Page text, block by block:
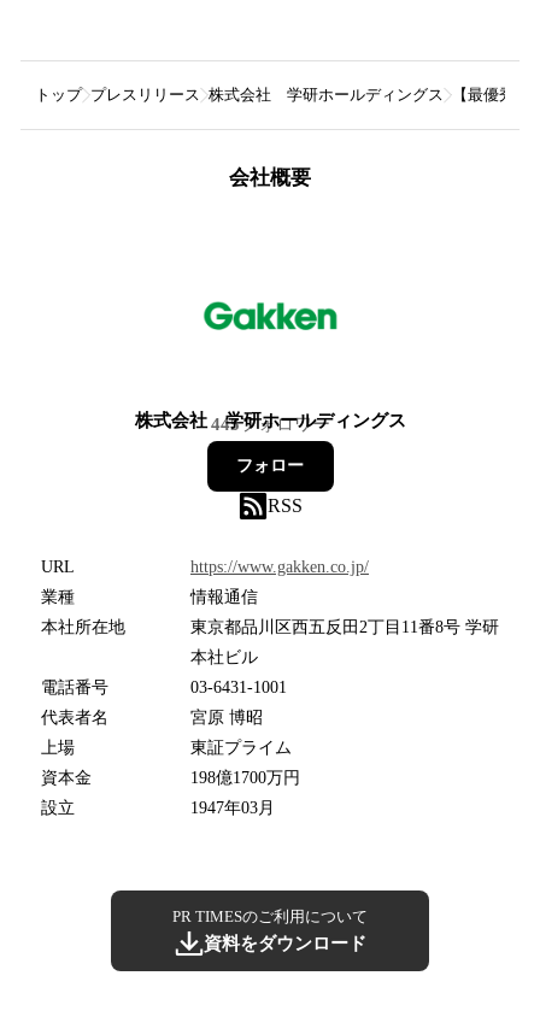
トップ プレスリリース 株式会社 学研ホールディングス 【最優秀
会社概要
株式会社 学研ホールディングス
445フォロワー
フォロー
RSS
URL
https://www.gakken.co.jp/
業種
情報通信
本社所在地
東京都品川区西五反田2丁目11番8号 学研
本社ビル
電話番号
03-6431-1001
代表者名
宮原 博昭
上場
東証プライム
資本金
198億1700万円
設立
1947年03月
PR TIMESのご利用について
資料をダウンロード